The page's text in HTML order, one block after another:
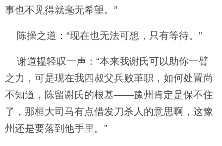
事也不见得就毫无希望。”
陈操之道：“现在也无法可想，只有等待。”
谢道韫轻叹一声：“本来我谢氏可以助你一臂
之力，可是现在我四叔父兵败革职，如何处置尚
不知道，陈留谢氏的根基——豫州肯定是保不住
了，那桓大司马有点借发刀杀人的意思啊，这豫
州还是要落到他手里。”